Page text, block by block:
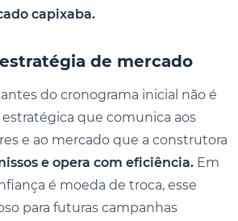
capixaba.
de mercado
do cronograma inicial não é
que comunica aos
e ao mercado que a construtora
e opera com eficiência. Em
é moeda de troca, esse
para futuras campanhas